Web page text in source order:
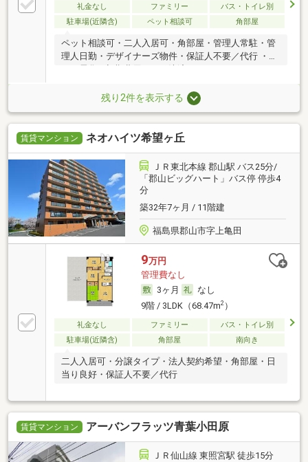
礼金なし ファミリー
バス・トイレ別
駐車場(近隣含)
ペット相談可 角部屋
ペット相談可・二人入居可・角部屋・管理人常駐・管
理人日勤・デザイナーズ物件・保証人不要／代行 ・オ
残り2件を表示する
賃貸マンション ネオハイツ希望ヶ丘
ＪＲ東北本線 郡山駅 バス25分/
「郡山ビッグハート」バス停 停歩4
分
築32年7ヶ月 / 11階建
福島県郡山市字上亀田
9万円
管理費なし
3ヶ月
なし
9階 / 3LDK（68.47m2）
礼金なし ファミリー
バス・トイレ別
駐車場(近隣含)
角部屋 南向き
二人入居可・分譲タイプ・法人契約希望・角部屋・日
当り良好・保証人不要／代行
賃貸マンション アーバンフラッツ青葉小田原
ＪＲ仙山線 東照宮駅 徒歩15分